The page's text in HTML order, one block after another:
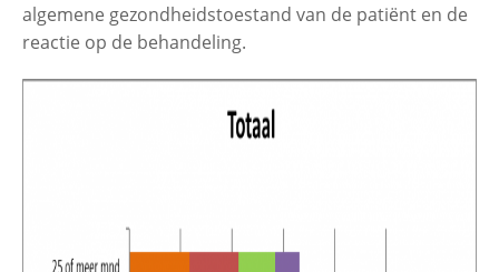
algemene gezondheidstoestand van de patiënt en de
reactie op de behandeling.